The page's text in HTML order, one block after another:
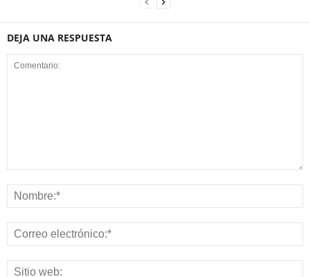
DEJA UNA RESPUESTA